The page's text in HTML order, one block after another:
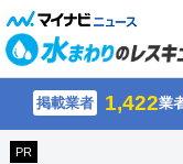
掲載業者 1,422業
PR